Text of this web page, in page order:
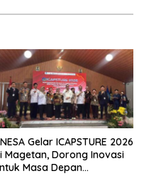
Gelar ICAPSTURE 2026
Magetan, Dorong Inovasi
Masa Depan